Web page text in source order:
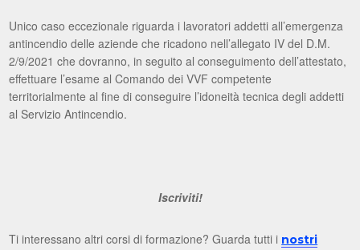
Unico caso eccezionale riguarda i lavoratori addetti all’emergenza
antincendio delle aziende che ricadono nell’allegato IV del D.M.
2/9/2021 che dovranno, in seguito al conseguimento dell’attestato,
effettuare l’esame al Comando dei VVF competente
territorialmente al fine di conseguire l’idoneità tecnica degli addetti
al Servizio Antincendio.
Iscriviti!
Ti interessano altri corsi di formazione? Guarda tutti i nostri